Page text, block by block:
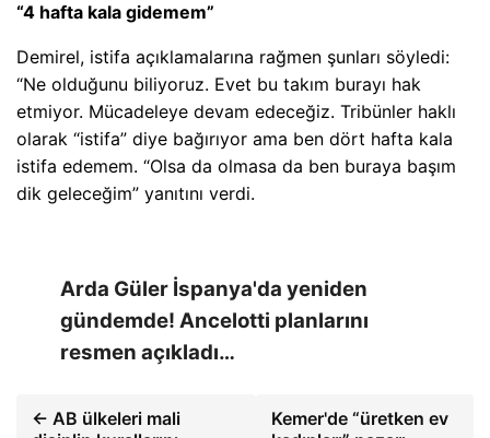
“4 hafta kala gidemem”
Demirel, istifa açıklamalarına rağmen şunları söyledi:
“Ne olduğunu biliyoruz. Evet bu takım burayı hak
etmiyor. Mücadeleye devam edeceğiz. Tribünler haklı
olarak “istifa” diye bağırıyor ama ben dört hafta kala
istifa edemem. “Olsa da olmasa da ben buraya başım
dik geleceğim” yanıtını verdi.
Arda Güler İspanya'da yeniden
gündemde! Ancelotti planlarını
resmen açıkladı…
← AB ülkeleri mali
Kemer'de “üretken ev